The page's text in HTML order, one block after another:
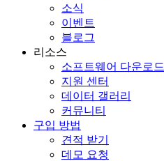
소식
이벤트
블로그
리소스
소프트웨어 다운로드
지원 센터
데이터 갤러리
커뮤니티
구입 방법
견적 받기
데모 요청